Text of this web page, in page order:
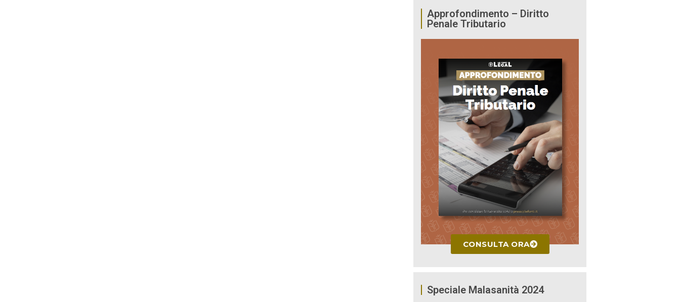
Approfondimento – Diritto
Penale Tributario
CONSULTA ORA
Speciale Malasanità 2024